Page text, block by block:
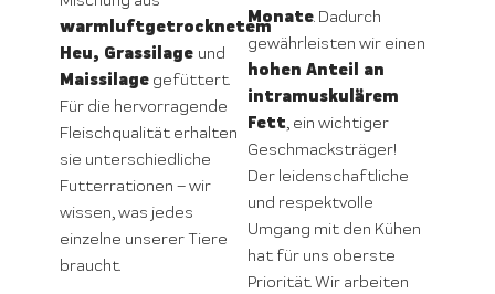
warmluftgetrocknetem
Heu, Grassilage und
Maissilagegefüttert.
Für die hervorragende
Fleischqualität erhalten
sie unterschiedliche
Futterrationen – wir
wissen, was jedes
einzelne unserer Tiere
braucht.
Monate. Dadurch
gewährleisten wir einen
hohen Anteil an
intramuskulärem
Fett, ein wichtiger
Geschmacksträger!
Der leidenschaftliche
und respektvolle
Umgang mit den Kühen
hat für uns oberste
Priorität. Wir arbeiten